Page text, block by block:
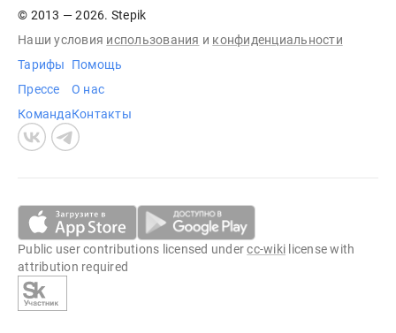
© 2013 — 2026. Stepik
Наши условия использования и конфиденциальности
Тарифы
Прессе
Команда
Помощь
О нас
Контакты
Public user contributions licensed undercc-wiki license with
attribution required